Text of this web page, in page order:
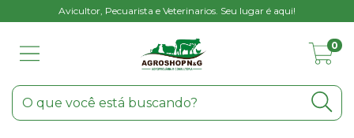
Avicultor, Pecuarista e Veterinarios. Seu lugar é aqui!
0